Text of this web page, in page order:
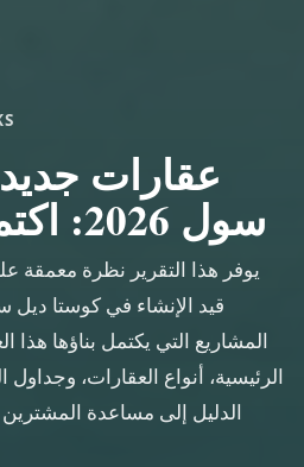
عقارات
سول 2026: اكتمال وتوقعات
يوفر هذا التقرير نظرة معمقة
المشاريع التي يكتمل بناؤها هذا
الرئيسية، أنواع العقارات،
الدليل إلى مساعدة